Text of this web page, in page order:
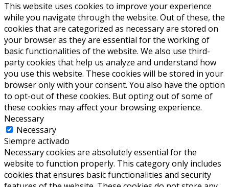
This website uses cookies to improve your experience
while you navigate through the website. Out of these, the
cookies that are categorized as necessary are stored on
your browser as they are essential for the working of
basic functionalities of the website. We also use third-
party cookies that help us analyze and understand how
you use this website. These cookies will be stored in your
browser only with your consent. You also have the option
to opt-out of these cookies. But opting out of some of
these cookies may affect your browsing experience.
Necessary
Necessary
Siempre activado
Necessary cookies are absolutely essential for the
website to function properly. This category only includes
cookies that ensures basic functionalities and security